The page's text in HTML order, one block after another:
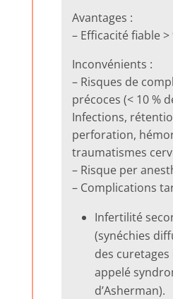
Avantages :
– Efficacité fiable >
Inconvénients :
– Risques de
précoces (< 10 %
Infections,
perforation,
traumatismes
– Risque per
– Complications
Infertilité
(synéchies
des
appelé
d’Asherman).